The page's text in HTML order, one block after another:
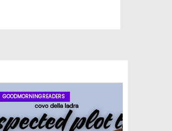
GOODMORNINGREADERS